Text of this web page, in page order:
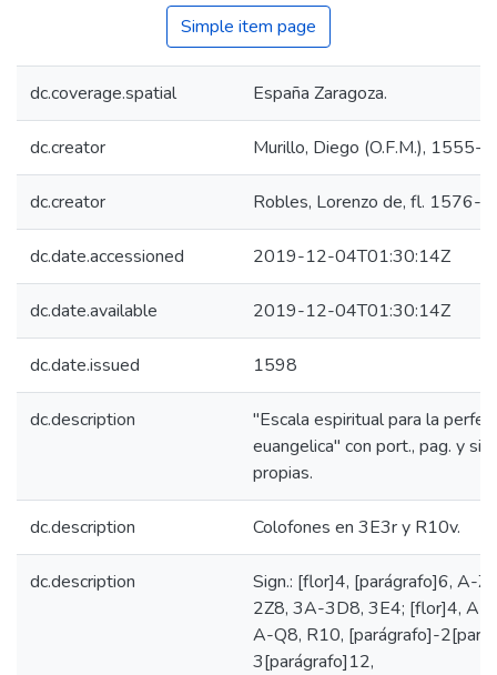
Simple item page
dc.coverage.spatial España Zaragoza.
dc.creator Murillo, Diego (O.F.M.), 1555-
dc.creator Robles, Lorenzo de, fl. 1576-
dc.date.accessioned 2019-12-04T01:30:14Z
dc.date.available 2019-12-04T01:30:14Z
dc.date.issued 1598
dc.description
"Escala espiritual para la
euangelica" con port., pag. y
propias.
dc.description Colofones en 3E3r y R10v.
dc.description
Sign.: [flor]4, [parágrafo]6, A-
2Z8, 3A-3D8, 3E4; [flor]4, A-
A-Q8, R10, [parágrafo]-
3[parágrafo]12,